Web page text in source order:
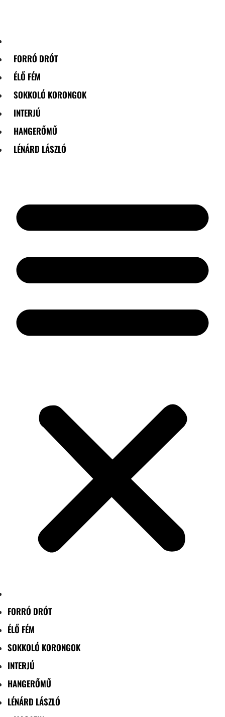
FORRÓ DRÓT
ÉLŐ FÉM
SOKKOLÓ KORONGOK
INTERJÚ
HANGERŐMŰ
LÉNÁRD LÁSZLÓ
FORRÓ DRÓT
ÉLŐ FÉM
SOKKOLÓ KORONGOK
INTERJÚ
HANGERŐMŰ
LÉNÁRD LÁSZLÓ